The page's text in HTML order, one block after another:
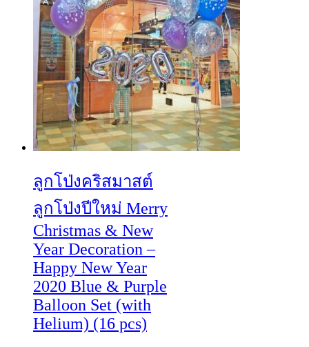
ลูกโป่งคริสมาสต์
ลูกโป่งปีใหม่ Merry
Christmas & New
Year Decoration –
Happy New Year
2020 Blue & Purple
Balloon Set (with
Helium) (16 pcs)